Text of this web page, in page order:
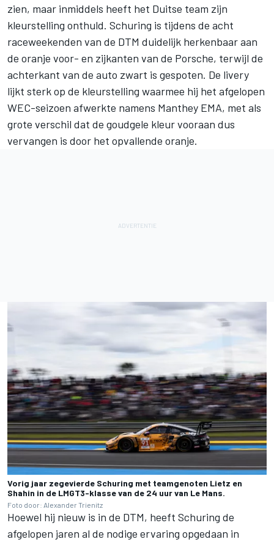
zien, maar inmiddels heeft het Duitse team zijn
kleurstelling onthuld. Schuring is tijdens de acht
raceweekenden van de DTM duidelijk herkenbaar aan
de oranje voor- en zijkanten van de Porsche, terwijl de
achterkant van de auto zwart is gespoten. De livery
lijkt sterk op de kleurstelling waarmee hij het afgelopen
WEC-seizoen afwerkte namens Manthey EMA, met als
grote verschil dat de goudgele kleur vooraan dus
vervangen is door het opvallende oranje.
Vorig jaar zegevierde Schuring met teamgenoten Lietz en
Shahin in de LMGT3-klasse van de 24 uur van Le Mans.
Foto door: Alexander Trienitz
Hoewel hij nieuw is in de DTM, heeft Schuring de
afgelopen jaren al de nodige ervaring opgedaan in